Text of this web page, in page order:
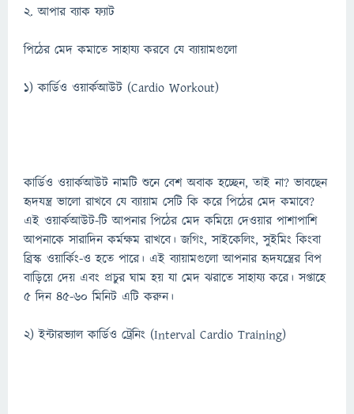
২. আপার ব্যাক ফ্যাট
পিঠের মেদ কমাতে সাহায্য করবে যে ব্যায়ামগুলো
১) কার্ডিও ওয়ার্কআউট (Cardio Workout)
কার্ডিও ওয়ার্কআউট নামটি শুনে বেশ অবাক হচ্ছেন, তাই না? ভাবছেন
হৃদযন্ত্র ভালো রাখবে যে ব্যায়াম সেটি কি করে পিঠের মেদ কমাবে?
এই ওয়ার্কআউট-টি আপনার পিঠের মেদ কমিয়ে দেওয়ার পাশাপাশি
আপনাকে সারাদিন কর্মক্ষম রাখবে। জগিং, সাইকেলিং, সুইমিং কিংবা
ব্রিস্ক ওয়ার্কিং-ও হতে পারে। এই ব্যায়ামগুলো আপনার হৃদযন্ত্রের বিপ
বাড়িয়ে দেয় এবং প্রচুর ঘাম হয় যা মেদ ঝরাতে সাহায্য করে। সপ্তাহে
৫ দিন ৪৫-৬০ মিনিট এটি করুন।
২) ইন্টারভ্যাল কার্ডিও ট্রেনিং (Interval Cardio Training)